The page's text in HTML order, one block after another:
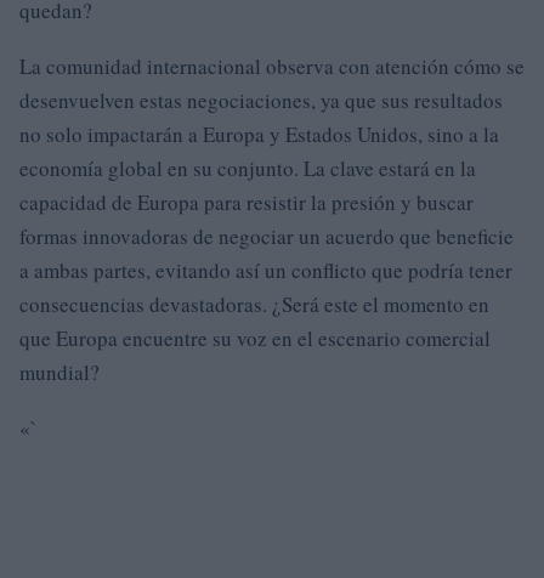
quedan?
La comunidad internacional observa con atención cómo se
desenvuelven estas negociaciones, ya que sus resultados
no solo impactarán a Europa y Estados Unidos, sino a la
economía global en su conjunto. La clave estará en la
capacidad de Europa para resistir la presión y buscar
formas innovadoras de negociar un acuerdo que beneficie
a ambas partes, evitando así un conflicto que podría tener
consecuencias devastadoras. ¿Será este el momento en
que Europa encuentre su voz en el escenario comercial
mundial?
«`